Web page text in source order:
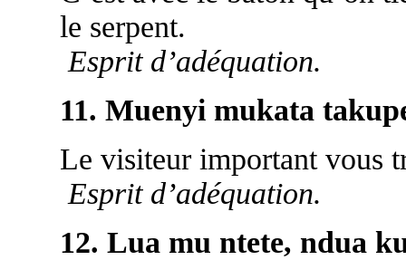
le serpent.
Esprit d’adéquation.
11. Muenyi mukata
Le visiteur important vous
Esprit d’adéquation.
12. Lua mu ntete, ndua